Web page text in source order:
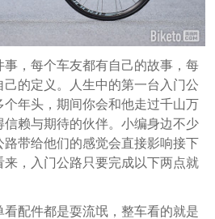
，每个车友都有自己的故事，每
的定义。人生中的第一台入门公
年头，期间你会和他走过千山万
赖与期待的伙伴。小编身边不少
路带给他们的感觉会直接影响接下
，入门公路只要完成以下两点就
看配件都是耍流氓，整车看的就是